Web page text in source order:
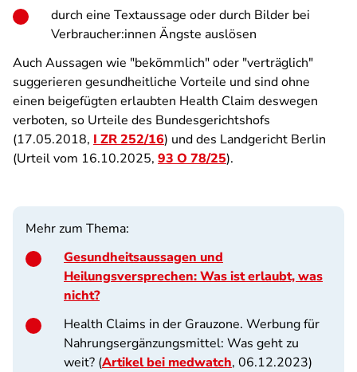
durch eine Textaussage oder durch Bilder bei
Verbraucher:innen Ängste auslösen
Auch Aussagen wie "bekömmlich" oder "verträglich"
suggerieren gesundheitliche Vorteile und sind ohne
einen beigefügten erlaubten Health Claim deswegen
verboten, so Urteile des Bundesgerichtshofs
(17.05.2018, I ZR 252/16) und des Landgericht Berlin
(Urteil vom 16.10.2025, 93 O 78/25).
Mehr zum Thema:
Gesundheitsaussagen und
Heilungsversprechen: Was ist erlaubt, was
nicht?
Health Claims in der Grauzone. Werbung für
Nahrungsergänzungsmittel: Was geht zu
weit? (Artikel bei medwatch, 06.12.2023)